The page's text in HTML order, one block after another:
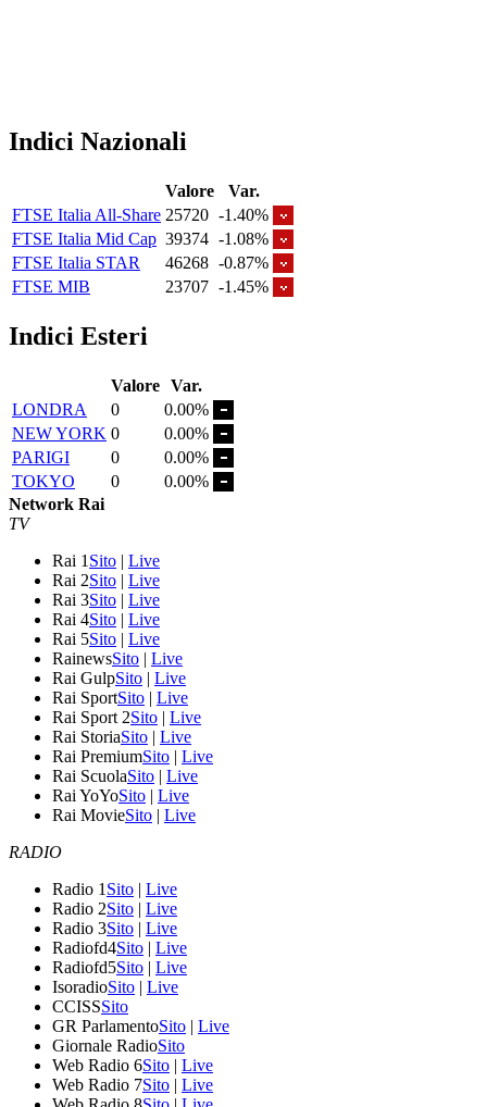
Indici Nazionali
Valore
Var.
FTSE Italia All-Share 25720 -1.40%
FTSE Italia Mid Cap 39374 -1.08%
FTSE Italia STAR
46268 -0.87%
FTSE MIB
23707 -1.45%
Indici Esteri
Valore Var.
LONDRA
0
0.00%
NEW YORK 0
0.00%
PARIGI
0
0.00%
TOKYO
0
0.00%
Network Rai
TV
Rai 1 Sito | Live
Rai 2Sito | Live
Rai 3Sito | Live
Rai 4Sito | Live
Rai 5Sito | Live
RainewsSito | Live
Rai GulpSito | Live
Rai SportSito | Live
Rai Sport 2Sito | Live
Rai StoriaSito | Live
Rai PremiumSito | Live
Rai ScuolaSito | Live
Rai YoYoSito | Live
Rai MovieSito | Live
RADIO
Radio 1 Sito | Live
Radio 2Sito | Live
Radio 3Sito | Live
Radiofd4Sito | Live
Radiofd5Sito | Live
IsoradioSito | Live
CCISSSito
GR ParlamentoSito | Live
Giornale RadioSito
Web Radio 6Sito | Live
Web Radio 7Sito | Live